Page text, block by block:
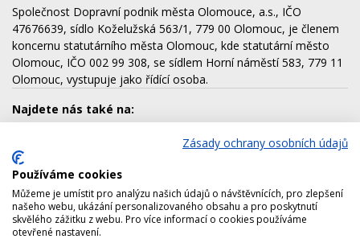
Společnost Dopravní podnik města Olomouce, a.s., IČO
47676639, sídlo Koželužská 563/1, 779 00 Olomouc, je členem
koncernu statutárního města Olomouc, kde statutární město
Olomouc, IČO 002 99 308, se sídlem Horní náměstí 583, 779 11
Olomouc, vystupuje jako řídící osoba.
Najdete nás také na:
Dalšími členy koncernu jsou:
AQUAPARK OLOMOUC, a.s.
Lesy města Olomouce, a.s.
Zásady ochrany osobních údajů
Používáme cookies
Můžeme je umístit pro analýzu našich údajů o návštěvnících, pro zlepšení
našeho webu, ukázání personalizovaného obsahu a pro poskytnutí
skvělého zážitku z webu. Pro více informací o cookies používáme
otevřené nastavení.